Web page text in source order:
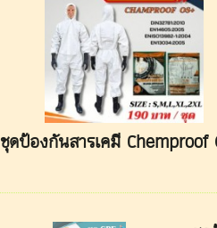
ชุดป้องกันสารเคมี Chemproof